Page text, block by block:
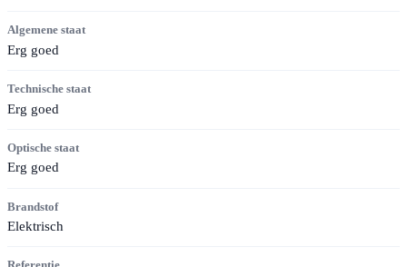
Algemene staat
Erg goed
Technische staat
Erg goed
Optische staat
Erg goed
Brandstof
Elektrisch